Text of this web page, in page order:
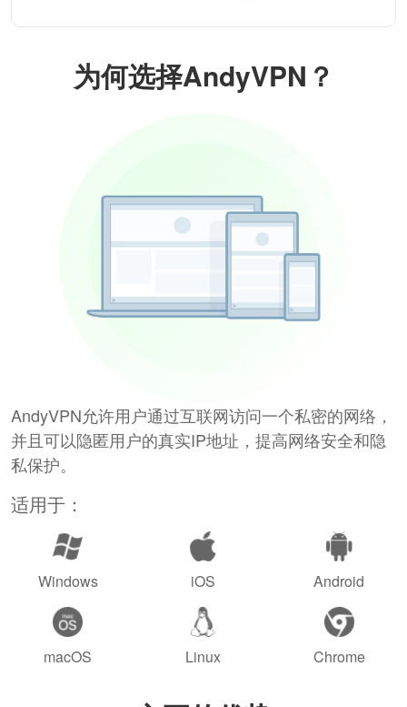
为何选择AndyVPN？
AndyVPN允许用户通过互联网访问一个私密的网络，
并且可以隐匿用户的真实IP地址，提高网络安全和隐
私保护。
适用于：
Windows iOS Android
macOS Linux Chrome